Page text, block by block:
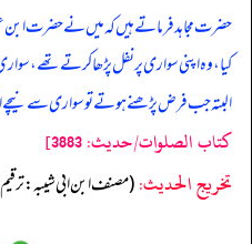
حضرت مجاہد فرماتے ہیں کہ میں نے حضرت ابن
کیا، وہ اپنی سواری پر نفل پڑھا کرتے تھے،
البتہ جب فرض پڑھنے ہوتے تو سواری سے نیچے
كتاب الصلوات/حدیث: 3883]
تخریج الحدیث:(مصنف ابن ابي شيبه: ترقيم سعد الشثري 3883،